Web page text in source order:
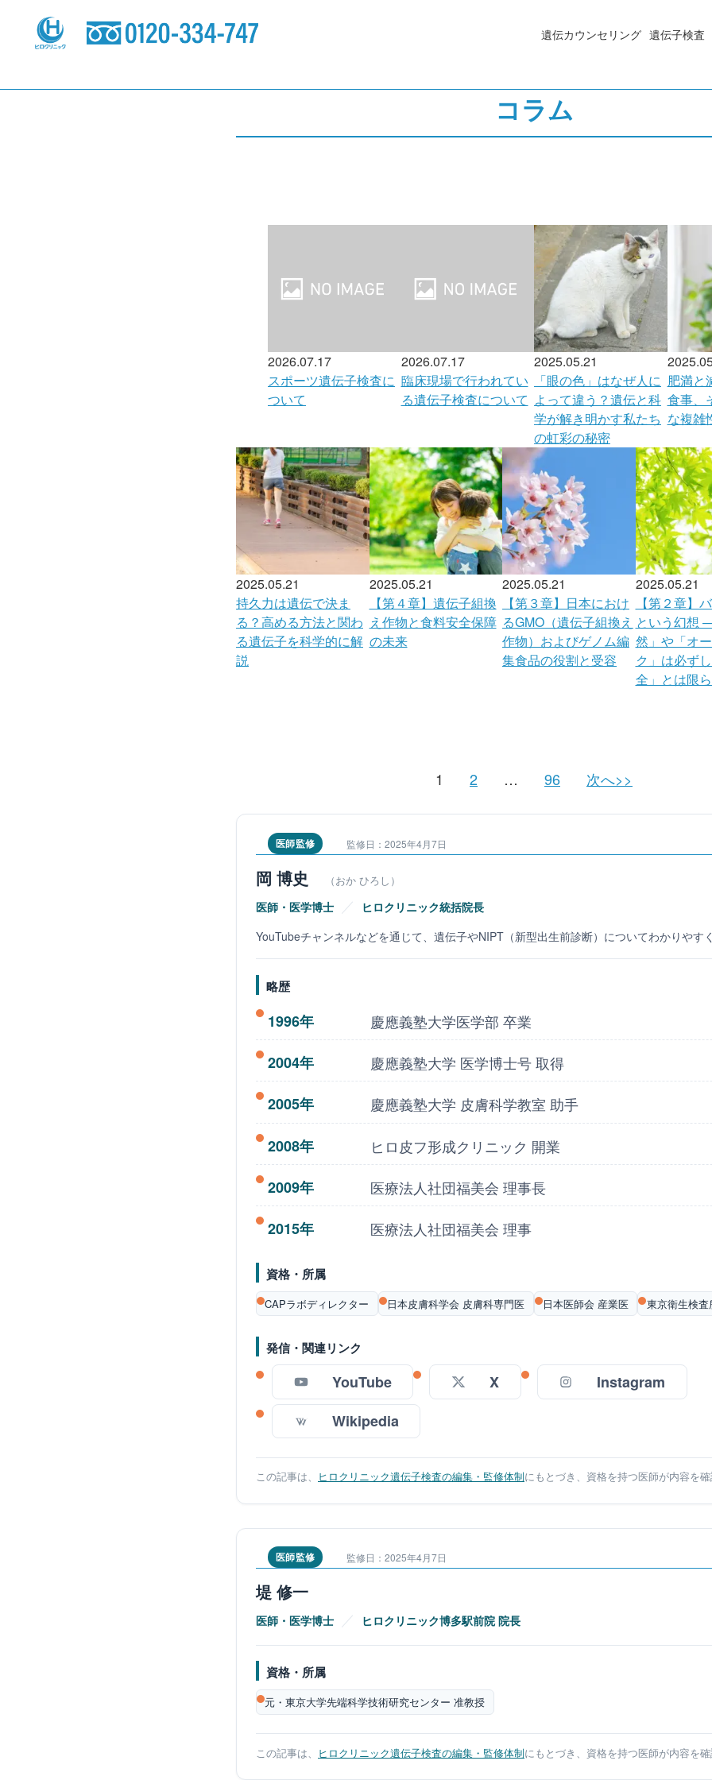
遺伝カウンセリング 遺伝子検査
コラム
2026.07.17
スポーツ遺伝子検査に
ついて
2026.07.17
臨床現場で行われてい
る遺伝子検査について
2025.05.21
「眼の色」はなぜ人に
よって違う？遺伝と科
学が解き明かす私たち
の虹彩の秘密
肥満と
食事、
な複雑
2025.05.21
持久力は遺伝で決ま
る？高める方法と関わ
る遺伝子を科学的に解
説
2025.05.21
【第４章】遺伝子組換
え作物と食料安全保障
の未来
2025.05.21
【第３章】日本におけ
るGMO（遺伝子組換え
作物）およびゲノム編
集食品の役割と受容
2025.05.21
【第２章】
という幻想
然」や「オ
ク」は必ず
全」とは限
1 2 … 96 次へ>>
医師監修 監修日：2025年4月7日
岡 博史 （おか ひろし）
医師・医学博士 ／
ヒロクリニック統括院長
YouTubeチャンネルなどを通じて、遺伝子やNIPT（新型出生前診断）についてわかりやす
略歴
1996年 慶應義塾大学医学部 卒業
2004年 慶應義塾大学 医学博士号 取得
2005年 慶應義塾大学 皮膚科学教室 助手
2008年 ヒロ皮フ形成クリニック 開業
2009年 医療法人社団福美会 理事長
2015年 医療法人社団福美会 理事
資格・所属
CAPラボディレクター 日本皮膚科学会 皮膚科専門医 日本医師会 産業医 東京衛生検
発信・関連リンク
YouTube X
Instagram
Wikipedia
この記事は、 ヒロクリニック遺伝子検査の編集・監修体制にもとづき、資格を持つ医師が内容を確
医師監修 監修日：2025年4月7日
堤 修一
医師・医学博士 ／ ヒロクリニック博多駅前院 院長
資格・所属
元・東京大学先端科学技術研究センター 准教授
この記事は、 ヒロクリニック遺伝子検査の編集・監修体制にもとづき、資格を持つ医師が内容を確